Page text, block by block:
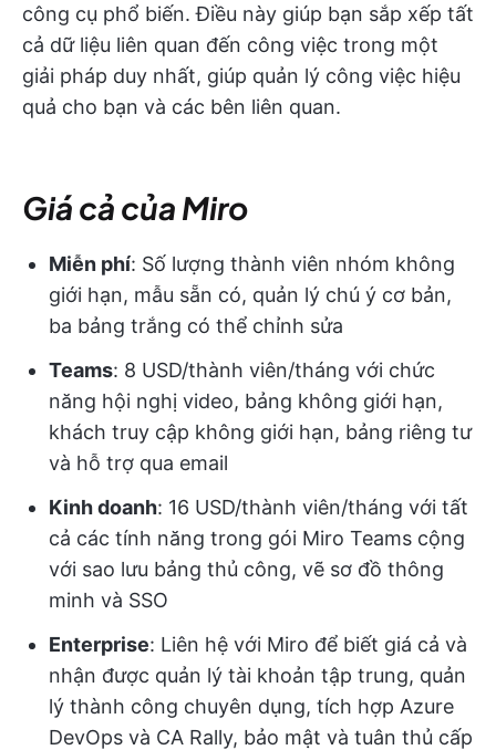
công cụ phổ biến. Điều này giúp bạn sắp xếp tất
cả dữ liệu liên quan đến công việc trong một
giải pháp duy nhất, giúp quản lý công việc hiệu
quả cho bạn và các bên liên quan.
Giá cả của Miro
Miễn phí: Số lượng thành viên nhóm không
giới hạn, mẫu sẵn có, quản lý chú ý cơ bản,
ba bảng trắng có thể chỉnh sửa
Teams: 8 USD/thành viên/tháng với chức
năng hội nghị video, bảng không giới hạn,
khách truy cập không giới hạn, bảng riêng tư
và hỗ trợ qua email
Kinh doanh: 16 USD/thành viên/tháng với tất
cả các tính năng trong gói Miro Teams cộng
với sao lưu bảng thủ công, vẽ sơ đồ thông
minh và SSO
Enterprise: Liên hệ với Miro để biết giá cả và
nhận được quản lý tài khoản tập trung, quản
lý thành công chuyên dụng, tích hợp Azure
DevOps và CA Rally, bảo mật và tuân thủ cấp